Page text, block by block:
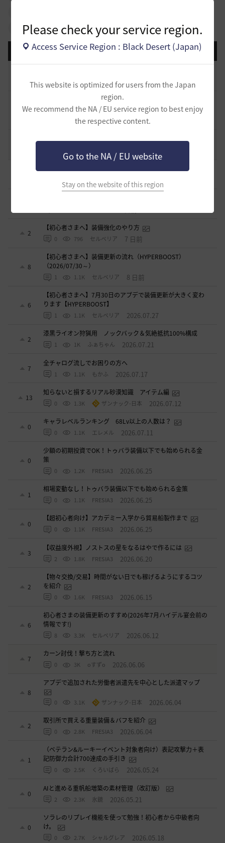
Please check your service region.
Access Service Region : Black Desert (Japan)
This website is optimized for users from the Japan
region.
We recommend the NA / EU service region to best enjoy
the respective content.
Go to the NA / EU website
Stay on the website of this region
#攻略
#物々交換 #クラス #その他
登録日順 検索順 コメント順 推奨順 話題順
0 53.1K 黒い砂漠 2023.02.28
19
黒い砂漠が初めての冒険者の皆様のために準備したA to Z！
43.2K 黒い砂漠 2022.12.21
エント研究室動画集
黒い砂漠 2021.05.12
ザンナック-日本 2 日前
2
【初心者さまへ】装備強化のやり方
0 796 セルベリア 7 日前
8
【初心者さまへ】装備更新の流れ（HYPERBOOST）
（2026/07/30～）
1 1.1K セルベリア 8 日前
6
【初心者さまへ】7月30日のアプデで装備更新が大きく変わ
ります【HYPERBOOST】
1 1.1K セルベリア 2026.07.27
2
漆黒ライオン狩猟用 ノックバック＆気絶抵抗100%構成
1 1K ふぁちゃん 2026.07.21
7
全チャログ流しでお困りの方へ
1 1.1K もかふ 2026.07.17
13
知らないと損するリアル砂漠知識 アイテム編
0 1.3K ザンナック-日本 2026.07.12
0
キャラレベルランキング 68Lv以上の人数は？
0 1.1K エレメル 2026.07.11
0
少額の初期投資でOK！トゥバラ装備以下でも始められる金
策
0 1.2K FRESIA3 2026.06.25
1
相場変動なし！トゥバラ装備以下でも始められる金策
0 1.1K FRESIA3 2026.06.25
0
【超初心者向け】アカデミー入学から貿易船製作まで
0 1.1K FRESIA3 2026.06.25
3
【収益度外視】ノストスの星をなるはやで作るには
2 1.8K FRESIA3 2026.06.20
2
【物々交換/交易】時間がない日でも稼げるようにするコツ
を紹介
0 1.6K FRESIA3 2026.06.15
6
初心者さまの装備更新のすすめ(2026年7月ハイデル宴会前の
情報です!)
8 3.3K セルベリア 2026.06.12
7
カーン討伐！撃ち方と流れ
0 3K oすずo 2026.06.06
8
アプデで追加された労働者派遣先を中心とした派遣マップ
0 3.1K ザンナック-日本 2026.06.04
2
取引所で買える重量装備＆バフを紹介
0 2.8K FRESIA3 2026.06.04
1
（ベテラン&ルーキーイベント対象者向け）表記攻撃力＋表
記防御力合計700達成の手引き
0 2.5K くろいばら 2026.05.24
0
AIと進める重帆船増築の素材管理（改訂版）
2 2.3K 氷鏡 2026.05.21
0
ソラレのリプレイ機能を使って勉強！初心者から中級者向
け。
0 2.7K シャルグレア 2026.05.18